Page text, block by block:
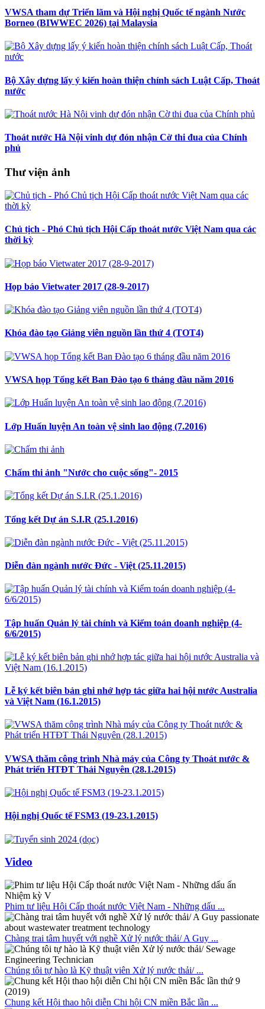
VWSA tham dự Triển lãm và Hội nghị Quốc tế ngành Nước
Borneo (BIWWEC 2026) tại Malaysia
Bộ Xây dựng lấy ý kiến hoàn thiện chính sách Luật Cấp, Thoát
nước
Thoát nước Hà Nội vinh dự đón nhận Cờ thi đua của Chính
phủ
Thư viện ảnh
Chủ tịch - Phó Chủ tịch Hội Cấp thoát nước Việt Nam qua các
thời kỳ
Họp báo Vietwater 2017 (28-9-2017)
Khóa đào tạo Giảng viên nguồn lần thứ 4 (TOT4)
VWSA họp Tổng kết Ban Đào tạo 6 tháng đầu năm 2016
Lớp Huấn luyện An toàn vệ sinh lao động (7.2016)
Chấm thi ảnh "Nước cho cuộc sống"- 2015
Tổng kết Dự án S.I.R (25.1.2016)
Diễn đàn ngành nước Đức - Việt (25.11.2015)
Tập huấn Quản lý tài chính và Kiểm toán doanh nghiệp (4-
6/6/2015)
Lễ ký kết biên bản ghi nhớ hợp tác giữa hai hội nước Australia
và Việt Nam (16.1.2015)
VWSA thăm công trình Nhà máy của Công ty Thoát nước &
Phát triển HTĐT Thái Nguyên (28.1.2015)
Hội nghị Quốc tế FSM3 (19-23.1.2015)
Video
Phim tư liệu Hội Cấp thoát nước Việt Nam - Những dấu ...
Chàng trai tâm huyết với nghề Xử lý nước thải/ A Guy ...
Chúng tôi tự hào là Kỹ thuật viên Xử lý nước thải/ ...
Chung kết Hội thao hội diễn Chi hội CN miền Bắc lần ...